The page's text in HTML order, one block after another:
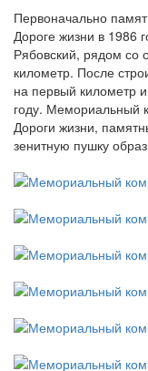
Первоначально
Дороге жизни в 1986
Рябовский, рядом со
километр. После
на первый километр
году. Мемориальный
Дороги жизни,
зенитную пушку